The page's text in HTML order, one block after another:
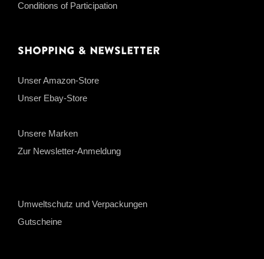
Conditions of Participation
Shopping & Newsletter
Unser Amazon-Store
Unser Ebay-Store
Unsere Marken
Zur Newsletter-Anmeldung
Umweltschutz und Verpackungen
Gutscheine